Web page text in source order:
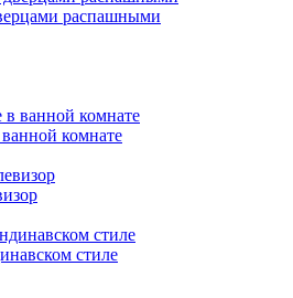
распашными
комнате
стиле